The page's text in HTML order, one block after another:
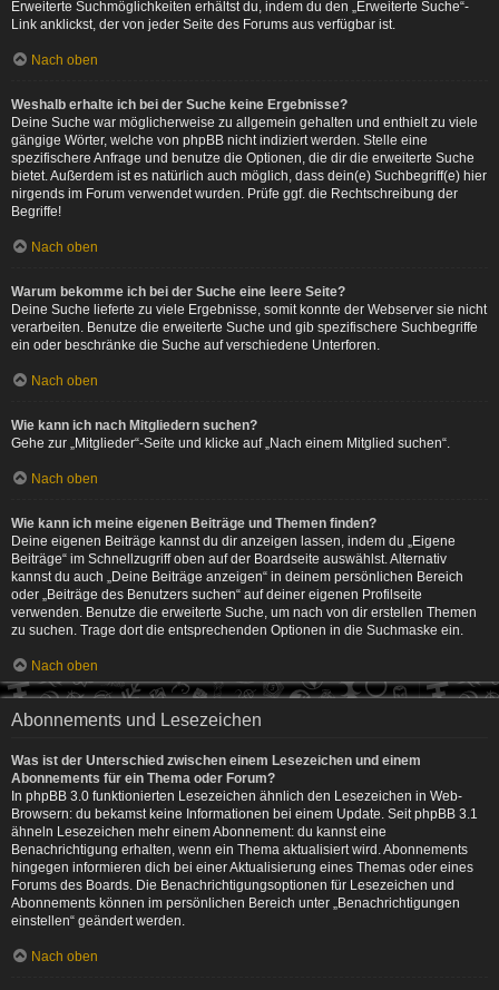
Erweiterte Suchmöglichkeiten erhältst du, indem du den „Erweiterte Suche“-
Link anklickst, der von jeder Seite des Forums aus verfügbar ist.
Nach oben
Weshalb erhalte ich bei der Suche keine Ergebnisse?
Deine Suche war möglicherweise zu allgemein gehalten und enthielt zu viele
gängige Wörter, welche von phpBB nicht indiziert werden. Stelle eine
spezifischere Anfrage und benutze die Optionen, die dir die erweiterte Suche
bietet. Außerdem ist es natürlich auch möglich, dass dein(e) Suchbegriff(e) hier
nirgends im Forum verwendet wurden. Prüfe ggf. die Rechtschreibung der
Begriffe!
Nach oben
Warum bekomme ich bei der Suche eine leere Seite?
Deine Suche lieferte zu viele Ergebnisse, somit konnte der Webserver sie nicht
verarbeiten. Benutze die erweiterte Suche und gib spezifischere Suchbegriffe
ein oder beschränke die Suche auf verschiedene Unterforen.
Nach oben
Wie kann ich nach Mitgliedern suchen?
Gehe zur „Mitglieder“-Seite und klicke auf „Nach einem Mitglied suchen“.
Nach oben
Wie kann ich meine eigenen Beiträge und Themen finden?
Deine eigenen Beiträge kannst du dir anzeigen lassen, indem du „Eigene
Beiträge“ im Schnellzugriff oben auf der Boardseite auswählst. Alternativ
kannst du auch „Deine Beiträge anzeigen“ in deinem persönlichen Bereich
oder „Beiträge des Benutzers suchen“ auf deiner eigenen Profilseite
verwenden. Benutze die erweiterte Suche, um nach von dir erstellen Themen
zu suchen. Trage dort die entsprechenden Optionen in die Suchmaske ein.
Nach oben
Abonnements und Lesezeichen
Was ist der Unterschied zwischen einem Lesezeichen und einem
Abonnements für ein Thema oder Forum?
In phpBB 3.0 funktionierten Lesezeichen ähnlich den Lesezeichen in Web-
Browsern: du bekamst keine Informationen bei einem Update. Seit phpBB 3.1
ähneln Lesezeichen mehr einem Abonnement: du kannst eine
Benachrichtigung erhalten, wenn ein Thema aktualisiert wird. Abonnements
hingegen informieren dich bei einer Aktualisierung eines Themas oder eines
Forums des Boards. Die Benachrichtigungsoptionen für Lesezeichen und
Abonnements können im persönlichen Bereich unter „Benachrichtigungen
einstellen“ geändert werden.
Nach oben